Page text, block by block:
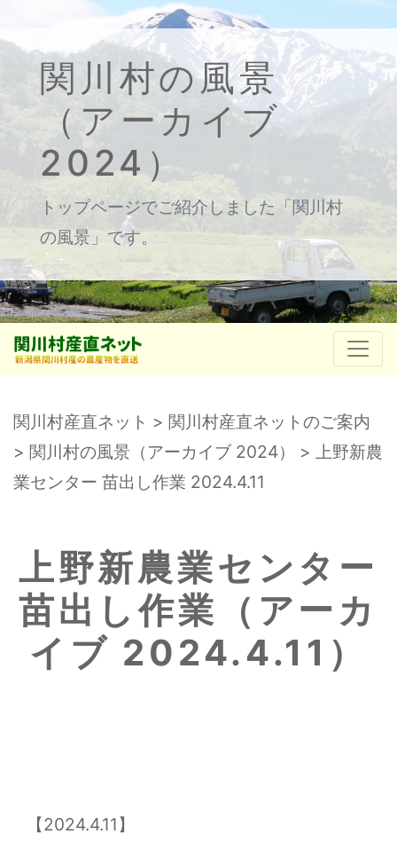
関川村の風景
（アーカイブ
2024）
トップページでご紹介しました「関川村
の風景」です。
関川村産直ネット > 関川村産直ネットのご案内
> 関川村の風景（アーカイブ 2024）
> 上野新農
業センター 苗出し作業 2024.4.11
上野新農業センター
苗出し作業（アーカ
イブ 2024.4.11）
【2024.4.11】